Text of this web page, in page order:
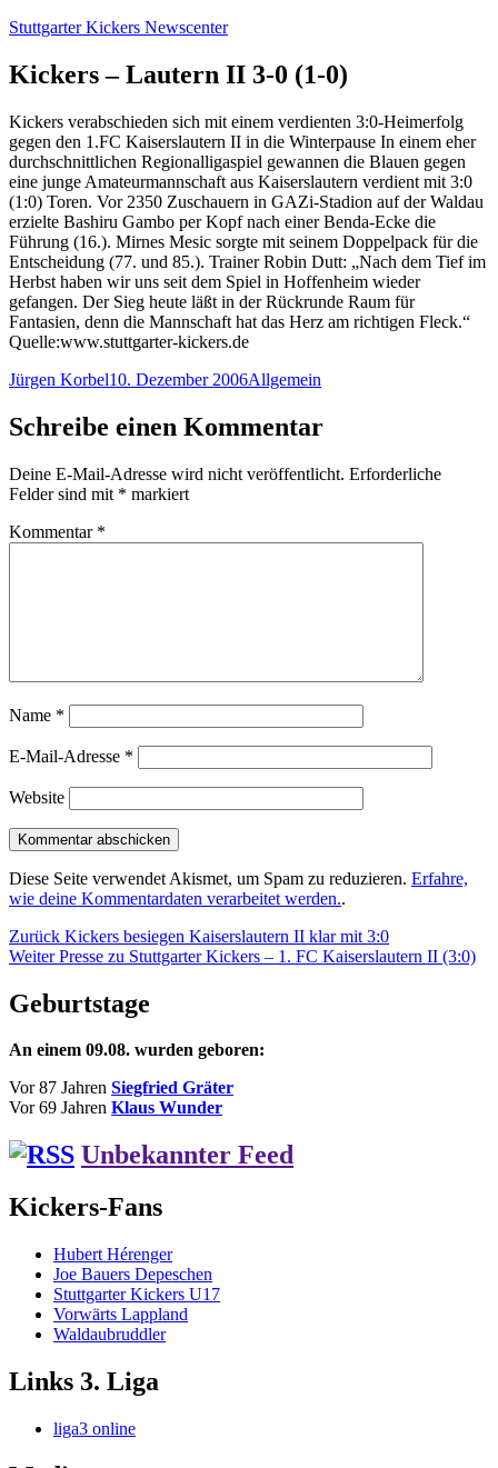
Zum
springen
Stuttgarter Kickers Newscenter
Kickers – Lautern II 3-0 (1-0)
Kickers verabschieden sich mit einem verdienten 3:0-Heimerfolg
gegen den 1.FC Kaiserslautern II in die Winterpause In einem eher
durchschnittlichen Regionalligaspiel gewannen die Blauen gegen
eine junge Amateurmannschaft aus Kaiserslautern verdient mit 3:0
(1:0) Toren. Vor 2350 Zuschauern in GAZi-Stadion auf der Waldau
erzielte Bashiru Gambo per Kopf nach einer Benda-Ecke die
Führung (16.). Mirnes Mesic sorgte mit seinem Doppelpack für die
Entscheidung (77. und 85.). Trainer Robin Dutt: „Nach dem Tief im
Herbst haben wir uns seit dem Spiel in Hoffenheim wieder
gefangen. Der Sieg heute läßt in der Rückrunde Raum für
Fantasien, denn die Mannschaft hat das Herz am richtigen Fleck.“
Quelle:www.stuttgarter-kickers.de
Autor
Jürgen KorbelVeröffentlicht
10. Dezember 2006Kategorien
Allgemein
Schreibe einen Kommentar
Deine E-Mail-Adresse wird nicht veröffentlicht. Erforderliche
Felder sind mit * markiert
Kommentar *
Name *
E-Mail-Adresse *
Website
Diese Seite verwendet Akismet, um Spam zu reduzieren. Erfahre,
wie deine Kommentardaten verarbeitet werden..
Beitragsnavigation
Zurück Vorheriger
Beitrag:
Kickers besiegen Kaiserslautern II klar mit 3:0
Weiter Nächster
Presse zu Stuttgarter Kickers – 1. FC Kaiserslautern II (3:0)
Geburtstage
An einem 09.08. wurden geboren:
Vor 87 Jahren Siegfried Gräter
Vor 69 Jahren Klaus Wunder
Unbekannter Feed
Kickers-Fans
Hubert Hérenger
Joe Bauers Depeschen
Stuttgarter Kickers U17
Vorwärts Lappland
Waldaubruddler
Links 3. Liga
liga3 online